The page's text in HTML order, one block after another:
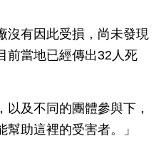
沒有因此受損，尚未發現
前當地已經傳出32人死
及不同的團體參與下，
助這裡的受害者。」